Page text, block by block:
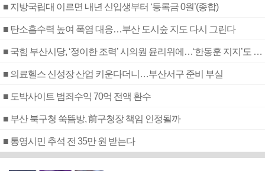
■ 지방국립대 이르면 내년 신입생부터 ‘등록금 0원’(종합)
■ 탄소흡수력 높여 폭염 대응…부산 도시숲 지도 다시 그린다
■ 국힘 부산시당, ‘정이한 조력’ 시의원 윤리위에…‘한동훈 지지’도 신고접수
■ 의료헬스 신성장 산업 키운다더니…부산서구 준비 부실
■ 도박사이트 범죄수익 70억 전액 환수
■ 부산 북구청 쑥뜸방, 前구청장 책임 인정될까
■ 통영시민 추석 전 35만 원 받는다